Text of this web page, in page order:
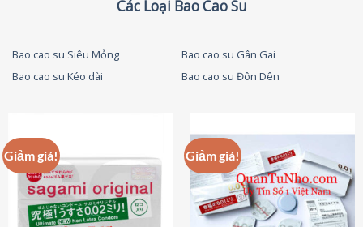
thể.
tùy
thể
được
chọn
trên
trang
sản
Các Loại Bao Cao Su
Bao cao su Siêu Mỏng
Bao cao su Gân Gai
Bao cao su Kéo dài
Bao cao su Đôn Dên
Giảm giá! Giảm giá!